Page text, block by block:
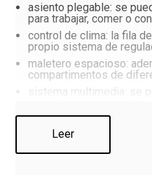
asiento plegable: se
para trabajar, comer o
control de clima: la fila
propio sistema de
maletero espacioso:
compartimentos de
sistema multimedia: se
navegación.
Para alquilar una minivan
Leer